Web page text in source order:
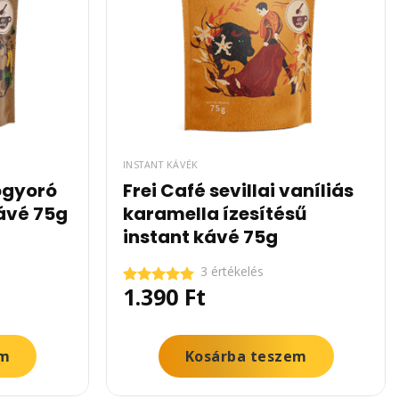
75g
INSTANT KÁVÉK
Frei Café sevillai vaníliás
karamella ízesítésű
instant kávé 75g
Értékelés:
5.00/ 5
3 értékelés
1.390 Ft
Kosárba teszem